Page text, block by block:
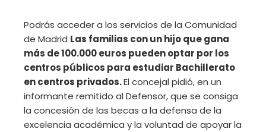
Podrás acceder a los servicios de la Comunidad
de Madrid Las familias con un hijo que gana
más de 100.000 euros pueden optar por los
centros públicos para estudiar Bachillerato
en centros privados.El concejal pidió, en un
informante remitido al Defensor, que se consiga
la concesión de las becas a la defensa de la
excelencia académica y la voluntad de apoyar la